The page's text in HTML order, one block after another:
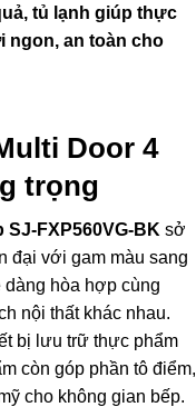
tủ lạnh giúp thực
ngon, an toàn cho
Door 4
trọng
SJ-FXP560VG-BK sở
đại với gam màu sang
dàng hòa hợp cùng
nội thất khác nhau.
bị lưu trữ thực phẩm
còn góp phần tô điểm,
cho không gian bếp.